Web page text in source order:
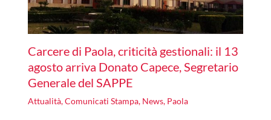
Carcere di Paola, criticità gestionali: il 13
agosto arriva Donato Capece, Segretario
Generale del SAPPE
Attualità,Comunicati Stampa, News, Paola